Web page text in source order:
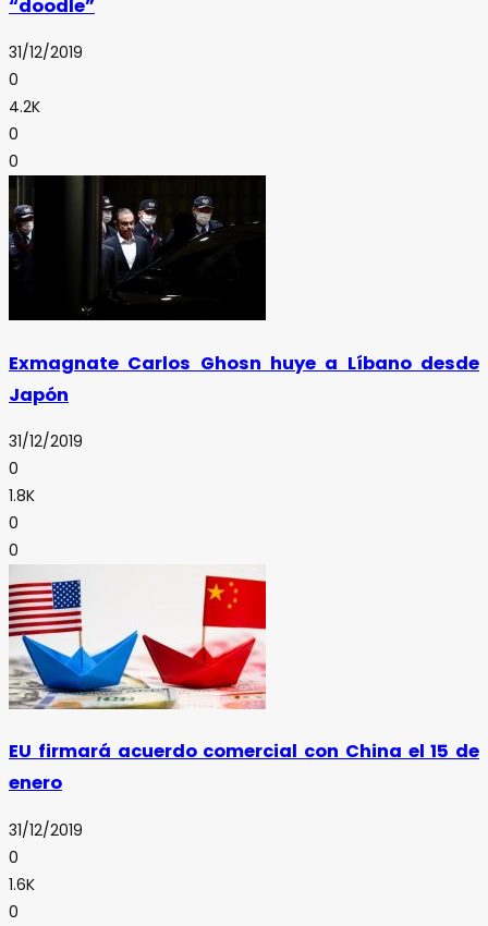
“doodle”
31/12/2019
0
4.2K
0
0
Exmagnate Carlos Ghosn huye a Líbano desde
Japón
31/12/2019
0
1.8K
0
0
EU firmará acuerdo comercial con China el 15 de
enero
31/12/2019
0
1.6K
0